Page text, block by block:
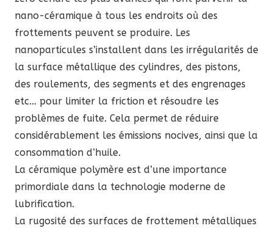
nano-céramique à tous les endroits où des
frottements peuvent se produire. Les
nanoparticules s’installent dans les irrégularités de
la surface métallique des cylindres, des pistons,
des roulements, des segments et des engrenages
etc… pour limiter la friction et résoudre les
problèmes de fuite. Cela permet de réduire
considérablement les émissions nocives, ainsi que la
consommation d’huile.
La céramique polymère est d’une importance
primordiale dans la technologie moderne de
lubrification.
La rugosité des surfaces de frottement métalliques